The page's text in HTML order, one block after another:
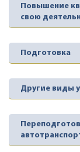
Повышение
свою
Подготовка
Другие виды